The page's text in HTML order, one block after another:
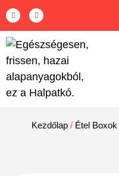
Kezdőlap/ Étel Boxok